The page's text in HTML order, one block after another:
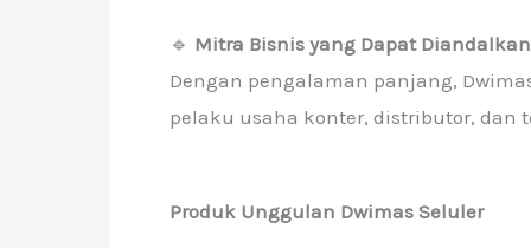
🔹 Mitra Bisnis yang Dapat Diandalkan
Dengan pengalaman panjang,
pelaku usaha konter, distributor, dan
Produk Unggulan Dwimas Seluler